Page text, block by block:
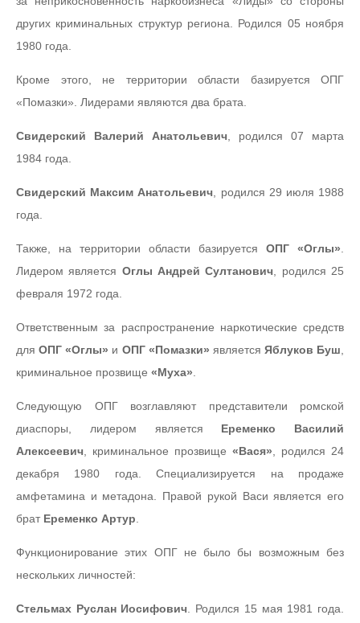
других криминальных структур региона. Родился 05 ноября
1980 года.
Кроме этого, не территории области базируется ОПГ
«Помазки». Лидерами являются два брата.
Свидерский Валерий Анатольевич , родился 07 марта
1984 года.
Свидерский Максим Анатольевич , родился 29 июля 1988
года.
Также, на территории области базируется ОПГ «Оглы»
Лидером является Оглы Андрей Султанович , родился 25
февраля 1972 года.
Ответственным за распространение наркотические средств
дляОПГ «Оглы» и ОПГ «Помазки» является Яблуков Буш
криминальное прозвище «Муха»
Следующую ОПГ возглавляют представители ромской
диаспоры, лидером является Еременко Василий
Алексеевич , криминальное прозвище «Вася» , родился 24
декабря 1980 года. Специализируется на продаже
амфетамина и метадона. Правой рукой Васи является его
брат Еременко Артур
Функционирование этих ОПГ не было бы возможным без
нескольких личностей:
Стельмах Руслан Иосифович . Родился 15 мая 1981 года.